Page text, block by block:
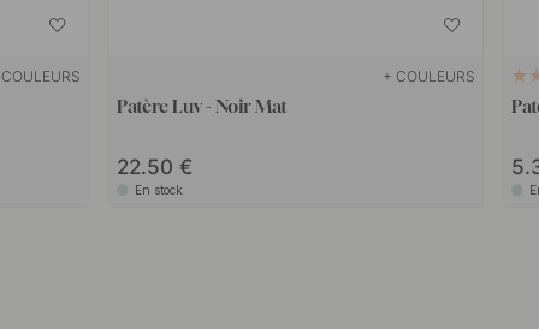
+ COULEURS
Patère Luv - Noir Mat
22.50
En stock